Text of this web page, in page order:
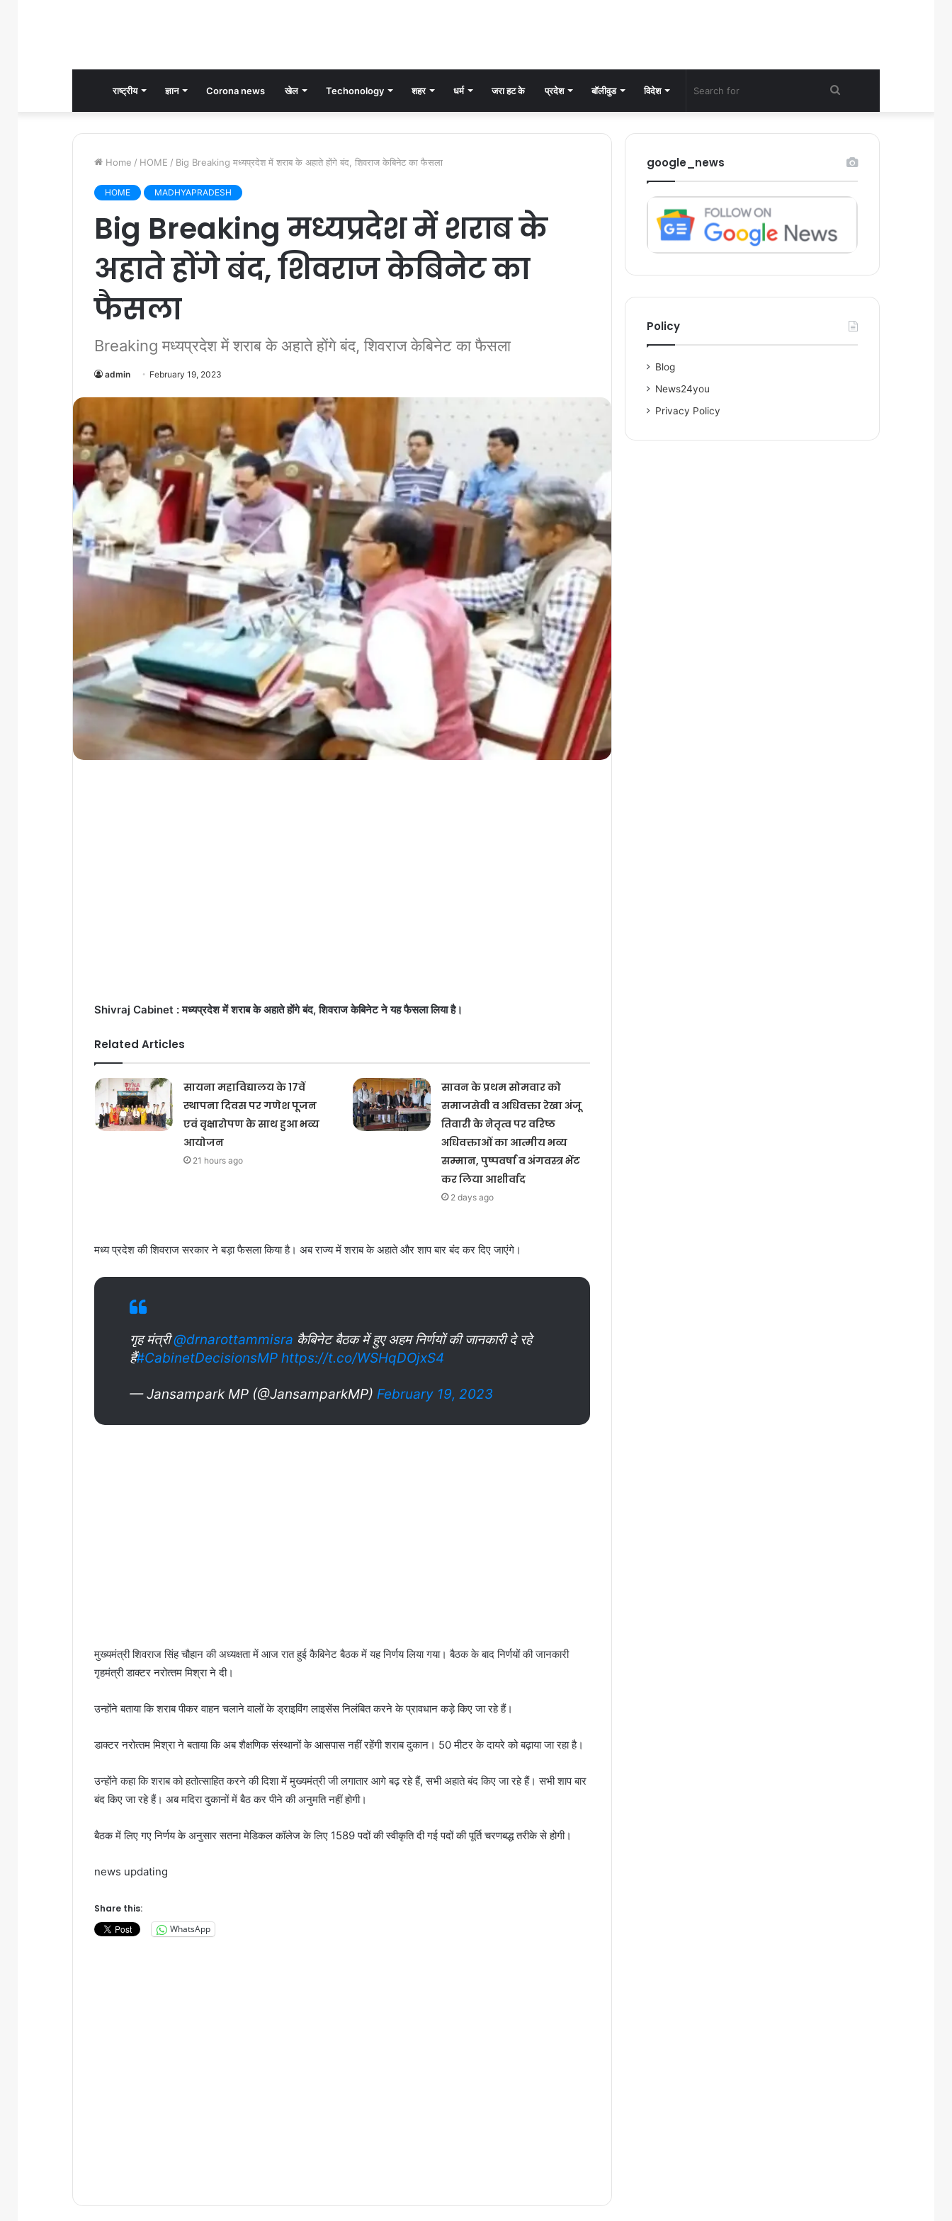
राष्ट्रीय ज्ञान Corona news खेल Techonology शहर धर्म जरा हट के प्रदेश बॉलीवुड विदेश
for
Home / HOME / Big Breaking मध्यप्रदेश में शराब के अहाते होंगे बंद, शिवराज केबिनेट का फैसला
HOME MADHYAPRADESH
Big Breaking मध्यप्रदेश में शराब के
अहाते होंगे बंद, शिवराज केबिनेट का
फैसला
Breaking मध्यप्रदेश में शराब के अहाते होंगे बंद, शिवराज केबिनेट का फैसला
admin February 19, 2023
Shivraj Cabinet : मध्यप्रदेश में शराब के अहाते होंगे बंद, शिवराज केबिनेट ने यह फैसला लिया है।
Related Articles
सायना महाविद्यालय के 17वें
स्थापना दिवस पर गणेश पूजन
एवं वृक्षारोपण के साथ हुआ भव्य
आयोजन
21 hours ago
सावन के प्रथम सोमवार को
समाजसेवी व अधिवक्ता रेखा अंजू
तिवारी के नेतृत्व पर वरिष्ठ
अधिवक्ताओं का आत्मीय भव्य
सम्मान, पुष्पवर्षा व अंगवस्त्र भेंट
कर लिया आशीर्वाद
2 days ago
मध्‍य प्रदेश की श‍िवराज सरकार ने बड़ा फैसला किया है। अब राज्‍य में शराब के अहाते और शाप बार बंद कर दिए जाएंगे।
गृह मंत्री@drnarottammisra कैबिनेट बैठक में हुए अहम निर्णयों की जानकारी दे रहे
हैं#CabinetDecisionsMP https://t.co/WSHqDOjxS4
— Jansampark MP (@JansamparkMP) February 19, 2023
मुख्‍यमंत्री श‍िवराज सिंह चौहान की अध्‍यक्षता में आज रात हुई कैबिनेट बैठक में यह निर्णय लिया गया। बैठक के बाद निर्णयों की जानकारी
गृहमंत्री डाक्‍टर नरोत्‍तम मिश्रा ने दी।
उन्‍होंने बताया कि शराब पीकर वाहन चलाने वालों के ड्राइविंग लाइसेंस निलंबित करने के प्रावधान कड़े किए जा रहे हैं।
डाक्‍टर नरोत्‍तम मिश्रा ने बताया कि अब शैक्षणिक संस्थानों के आसपास नहीं रहेंगी शराब दुकान। 50 मीटर के दायरे को बढ़ाया जा रहा है।
उन्‍होंने कहा कि शराब को हतोत्साहित करने की दिशा में मुख्यमंत्री जी लगातार आगे बढ़ रहे हैं, सभी अहाते बंद किए जा रहे हैं। सभी शाप बार
बंद किए जा रहे हैं। अब मदिरा दुकानों में बैठ कर पीने की अनुमति नहीं होगी।
बैठक में लिए गए निर्णय के अनुसार सतना मेडिकल कॉलेज के लिए 1589 पदों की स्वीकृति दी गई पदों की पूर्ति चरणबद्ध तरीके से होगी।
news updating
Share this:
WhatsApp
google_news
Policy
Blog
News24you
Privacy Policy